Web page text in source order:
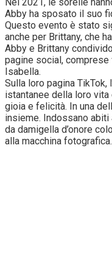
Abby ha sposato il suo
Questo evento è stato
anche per Brittany, che
Abby e Brittany
pagine social,
Isabella.
Sulla loro pagina
istantanee della loro
gioia e felicità. In una
insieme. Indossano
da damigella d’onore
alla macchina fotografica.